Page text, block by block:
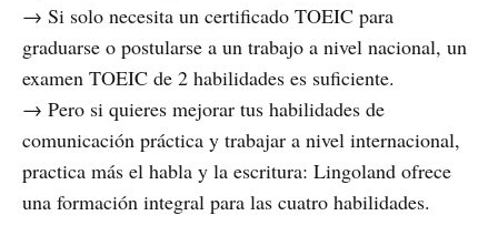
→ Si solo necesita un certificado TOEIC para
graduarse o postularse a un trabajo a nivel nacional, un
examen TOEIC de 2 habilidades es suficiente.
→ Pero si quieres mejorar tus habilidades de
comunicación práctica y trabajar a nivel internacional,
practica más el habla y la escritura: Lingoland ofrece
una formación integral para las cuatro habilidades.